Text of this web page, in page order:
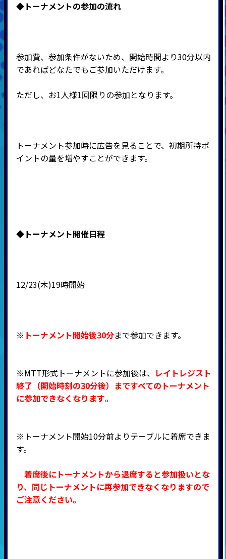
◆トーナメントの参加の流れ
参加費、参加条件がないため、開始時間より30分以内
であればどなたでもご参加いただけます。
ただし、お1人様1回限りの参加となります。
トーナメント参加時に広告を見ることで、初期所持ポ
イントの量を増やすことができます。
◆トーナメント開催日程
12/23(木)19時開始
※ トーナメント開始後30分まで参加できます。
※MTT形式トーナメントに参加後は、 レイトレジスト
終了（開始時刻の30分後）まですべてのトーナメント
に参加できなくなります。
※トーナメント開始10分前よりテーブルに着席できま
す。
着席後にトーナメントから退席すると参加扱いとな
り、同じトーナメントに再参加できなくなりますので
ご注意ください。